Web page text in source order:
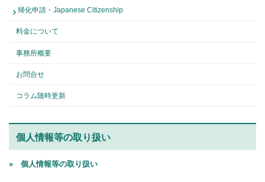
帰化申請・Japanese Citizenship
料金について
事務所概要
お問合せ
コラム随時更新
個人情報等の取り扱い
» 個人情報等の取り扱い